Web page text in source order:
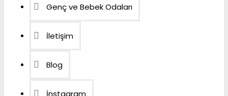
Genç ve Bebek Odaları
İletişim
Blog
İnstagram